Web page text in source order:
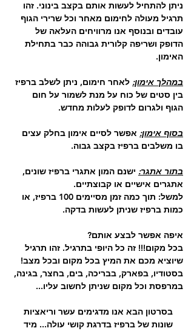
ניתן להתחיל לעשות אותם בקצב בינוני. זהו
תרגיל מעולה לחימום מאחר וכל שרירי הגוף
עובדים ובנוסף אנו מרוויחים העלאה של
הדופק ושריפה קלורית גבוהה כבר בתחילת
האימון.
במהלך אימון: לאחר חימום, ניתן לשלב ברפיז
בין סטים של כוח על מנת לשמור על חום
הגוף ולגרום לדופק לעלות מחדש.
בסוף אימון: אפשר לסיים אימון בחלק עצים
בו משלבים ברפיז בקצב גבוה.
בתור אתגר: ישנם המון אתגרי ברפיז שונים,
אתגרים אישיים או קבוצתיים.
למשל: תוך כמה זמן מסיימים 100 ברפיז, או
כמות ברפיז שניתן לעשות בדקה.
איפה אפשר לבצע אותם?
בכל מקום!!! זה כל היופי בתרגיל. זהו תרגיל
שיוציא מכם את המיץ בכל מקום ובכל מצב!
בסטודיו, בפארק, בבריכה, בים, בחצר, בגינה,
במרפסת וכל מקום שניתן לחשוב עליו...
בסרטון הבא אנו מדגימים עשר וריאציות
שונות של ברפיז בדרגת קושי עולה... מיד